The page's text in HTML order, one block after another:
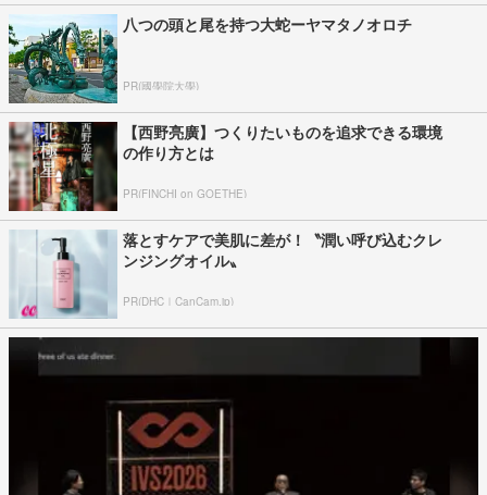
八つの頭と尾を持つ大蛇ーヤマタノオロチ
PR(國學院大學)
【西野亮廣】つくりたいものを追求できる環境
の作り方とは
PR(FINCHI on GOETHE)
落とすケアで美肌に差が！〝潤い呼び込むクレ
ンジングオイル〟
PR(DHC｜CanCam.jp)